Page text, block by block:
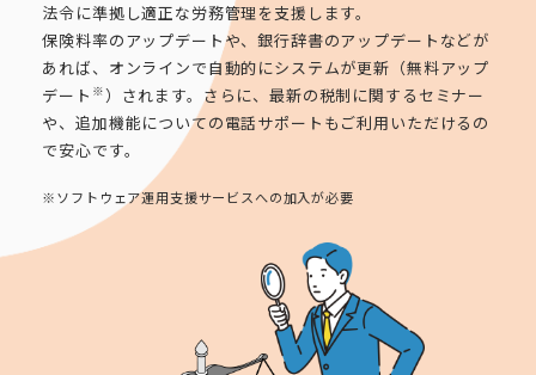
法令に準拠し適正な労務管理を支援します。
保険料率のアップデートや、銀行辞書のアップデートなどが
あれば、オンラインで自動的にシステムが更新（無料アップ
デート ※）されます。さらに、最新の税制に関するセミナー
や、追加機能についての電話サポートもご利用いただけるの
で安心です。
※ソフトウェア運用支援サービスへの加入が必要